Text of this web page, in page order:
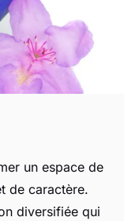
le
espace
un espace de
de caractère.
diversifiée qui